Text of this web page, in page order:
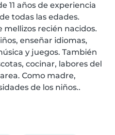
11 años de experiencia
todas las edades.
recién nacidos.
enseñar idiomas,
y juegos. También
cocinar, labores del
Como madre,
de los niños..